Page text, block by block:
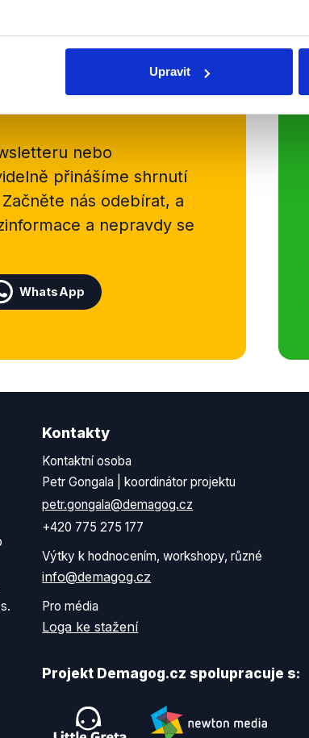
Upravit
nebo
přinášíme shrnutí
nás odebírat, a
a nepravdy se
WhatsApp
Kontakty
Kontaktní osoba
Petr Gongala | koordinátor projektu
petr.gongala@demagog.cz
+420 775 275 177
Výtky k hodnocením, workshopy, různé
info@demagog.cz
Pro média
Loga ke stažení
Projekt Demagog.cz spolupracuje s: